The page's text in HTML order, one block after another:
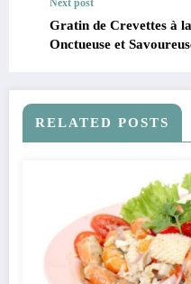
Gratin de Crevettes à
Onctueuse et
RELATED POSTS